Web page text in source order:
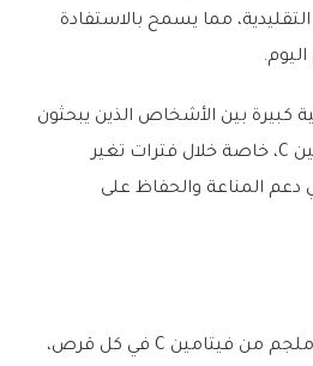
مما يسمح بالاستفادة
كبيرة بين الأشخاص الذين يبحثون
عن مصدر موثوق لفيتامين C، خاصة خلال فترات تغير
دعم المناعة والحفاظ على
يحتوي المنتج على 1000 ملجم من فيتامين C في كل قرص،